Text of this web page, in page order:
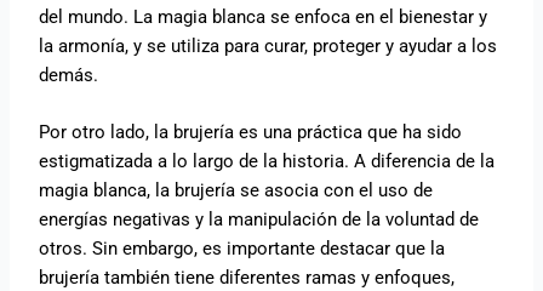
del mundo. La magia blanca se enfoca en el bienestar y
la armonía, y se utiliza para curar, proteger y ayudar a los
demás.
Por otro lado, la brujería es una práctica que ha sido
estigmatizada a lo largo de la historia. A diferencia de la
magia blanca, la brujería se asocia con el uso de
energías negativas y la manipulación de la voluntad de
otros. Sin embargo, es importante destacar que la
brujería también tiene diferentes ramas y enfoques,